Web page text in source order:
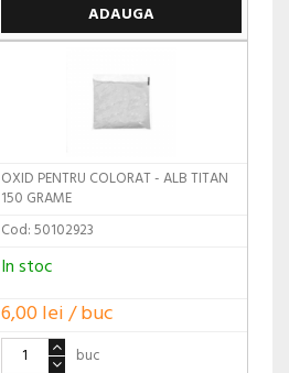
ADAUGA
OXID PENTRU COLORAT - ALB TITAN
150 GRAME
Cod: 50102923
In stoc
6,00 lei / buc
buc